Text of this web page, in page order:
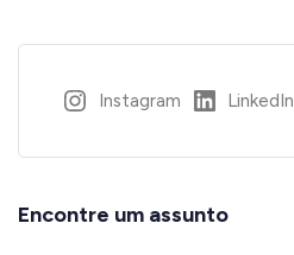
Instagram LinkedIn
Encontre um assunto